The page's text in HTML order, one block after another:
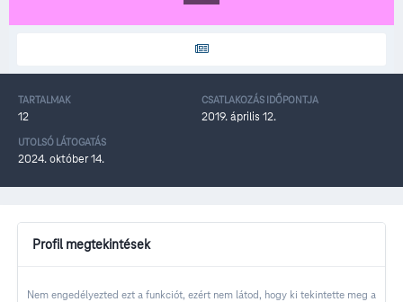
TARTALMAK
12
CSATLAKOZÁS IDŐPONTJA
2019. április 12.
UTOLSÓ LÁTOGATÁS
2024. október 14.
Profil megtekintések
Nem engedélyezted ezt a funkciót, ezért nem látod, hogy ki tekintette meg a